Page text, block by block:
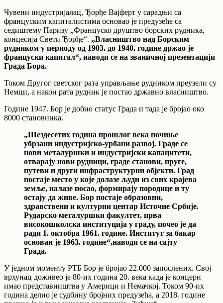
Чувени индустријалац, Ђорђе Вајферт у сарадњи са
француским капиталистима основао је предузеће са
седиштему Паризу „Француско друштво борских рудника,
концесија Свети Ђорђе“. „Власништво над Борским
рудником у периоду од 1903. до 1940. године држао је
француски капитал“, наводи се на званичној презентацији
Града Бора.
Током Другог светског рата управљање рудником преузели су
Немци, а након рата рудник је постао државно власништво.
Године 1947. Бор је добио статус Града и тада је бројао око
8000 становника.
„Шездесетих година прошлог века почиње
убрзани индустријско-урбани развој. Граде се
нови металуршки и индустријски капацитети,
отварају нови рудници, граде станови, пруге,
путеви и други инфраструктурни објекти. Град
постаје место у које долазе људи из свих крајева
земље, налазе посао, формирају породице и ту
остају да живе. Бор постаје образовни,
здравствени и културни центар Источне Србије.
Рударско металуршки факултет, прва
високошколска институција у граду, почео је да
ради 1. октобра 1961. године. Институт за бакар
основан је 1963. године“,наводи се на сајту
Града.
У једном моменту РТБ Бор је бројао 22.000 запослених. Свој
врхунац доживео је 80-их година 20. века када је концерн
имао представништва у Америци и Немачкој. Током 90-их
година делио је судбину бројних предузећа, а 2018. године